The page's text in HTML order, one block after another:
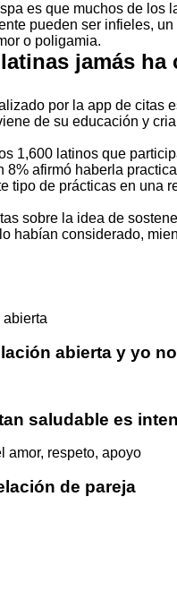
es que muchos de
pueden ser infieles,
o poligamia.
jamás
por la app de
de su educación y
1,600 latinos que
afirmó haberla
tipo de prácticas en una
sobre la idea de
habían considerado,
abierta y yo
saludable es
de pareja